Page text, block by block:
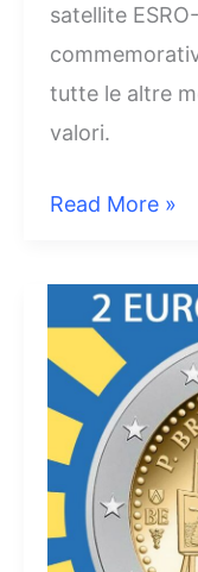
satellite
tutte le altre
valori.
2
2018
Belgio
ESRO-
Lancio
Satellite
Read More »